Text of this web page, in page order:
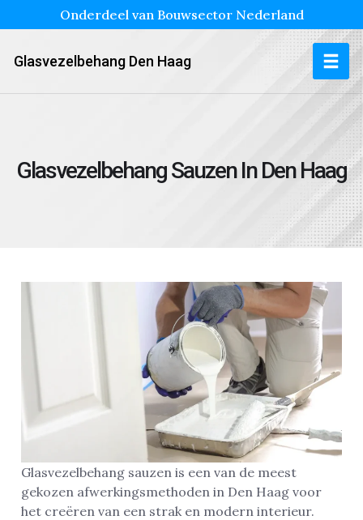
Onderdeel van Bouwsector Nederland
Glasvezelbehang Den Haag
Glasvezelbehang Sauzen In Den Haag
Glasvezelbehang sauzen is een van de meest
gekozen afwerkingsmethoden in Den Haag voor
het creëren van een strak en modern interieur.